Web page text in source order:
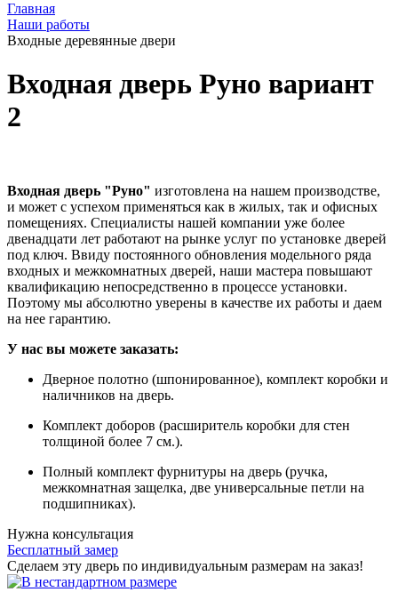
Главная
Наши работы
Входные деревянные двери
Входная дверь Руно вариант
2
Входная дверь "Руно" изготовлена на нашем производстве,
и может с успехом применяться как в жилых, так и офисных
помещениях. Специалисты нашей компании уже более
двенадцати лет работают на рынке услуг по установке дверей
под ключ. Ввиду постоянного обновления модельного ряда
входных и межкомнатных дверей, наши мастера повышают
квалификацию непосредственно в процессе установки.
Поэтому мы абсолютно уверены в качестве их работы и даем
на нее гарантию.
У нас вы можете заказать:
Дверное полотно (шпонированное), комплект коробки и
наличников на дверь.
Комплект доборов (расширитель коробки для стен
толщиной более 7 см.).
Полный комплект фурнитуры на дверь (ручка,
межкомнатная защелка, две универсальные петли на
подшипниках).
Нужна консультация
Бесплатный замер
Сделаем эту дверь по индивидуальным размерам на заказ!